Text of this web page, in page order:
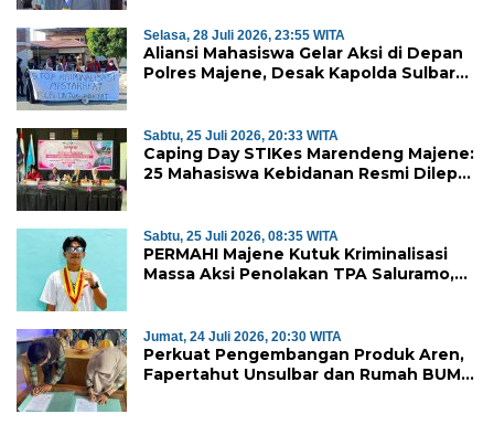
Selasa, 28 Juli 2026, 23:55 WITA
Aliansi Mahasiswa Gelar Aksi di Depan
Polres Majene, Desak Kapolda Sulbar
Sabtu, 25 Juli 2026, 20:33 WITA
Caping Day STIKes Marendeng Majene:
25 Mahasiswa Kebidanan Resmi Dilepas
Sabtu, 25 Juli 2026, 08:35 WITA
PERMAHI Majene Kutuk Kriminalisasi
Massa Aksi Penolakan TPA Saluramo,
Jumat, 24 Juli 2026, 20:30 WITA
Perkuat Pengembangan Produk Aren,
Fapertahut Unsulbar dan Rumah BUMN